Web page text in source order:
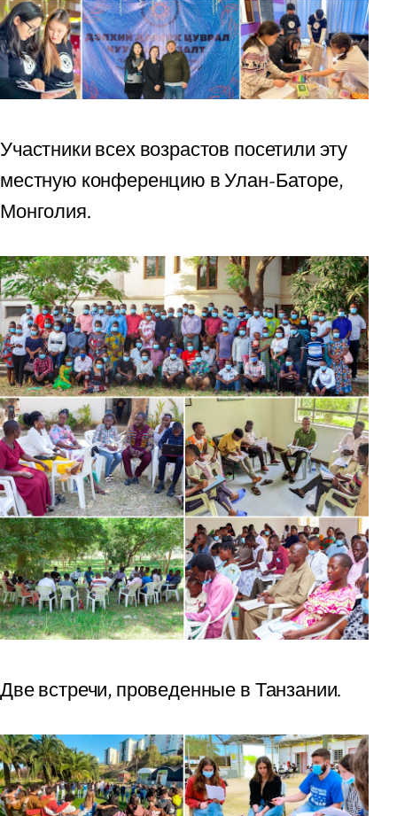
Участники всех возрастов посетили эту
местную конференцию в Улан-Баторе,
Монголия.
Две встречи, проведенные в Танзании.